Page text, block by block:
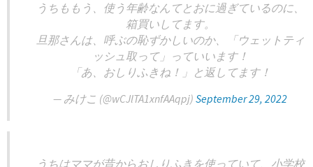
うちももう、使う年齢なんてとおに過ぎているのに、
箱買いしてます。
旦那さんは、呼ぶの恥ずかしいのか、「ウェットティ
ッシュ取って」っていいます！
「あ、おしりふきね！」と返してます！
— みけこ (@wCJlTA1xnfAAqpj) September 29, 2022
うちはママが昔からおしりふきを使っていて、小学校